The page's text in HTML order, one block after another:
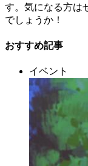
す。気になる方は
でしょうか！
おすすめ記事
イベント